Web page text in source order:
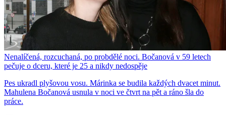
Nenalíčená, rozcuchaná, po probdělé noci. Bočanová v 59 letech
pečuje o dceru, které je 25 a nikdy nedospěje
Pes ukradl plyšovou vosu. Márinka se budila každých dvacet minut.
Mahulena Bočanová usnula v noci ve čtvrt na pět a ráno šla do
práce.